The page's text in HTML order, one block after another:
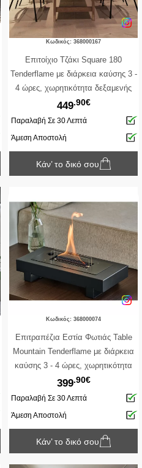
Κωδικός: 368000167
Επιτοίχιο Tζάκι Square 180
Tenderflame με διάρκεια καύσης 3 -
4 ώρες, χωρητικότητα δεξαμενής
1000ml και διαστάσεις
57.5x23x57.5cm - Black
449.90€
Παραλαβή Σε 30 Λεπτά
Άμεση Αποστολή
Κάν’ το δικό σου
Κωδικός: 368000074
Επιτραπέζια Εστία Φωτιάς Table
Mountain Tenderflame με διάρκεια
καύσης 3 - 4 ώρες, χωρητικότητα
δεξαμενής 1000ml και διαστάσεις
50x23x10cm - Black
399.90€
Παραλαβή Σε 30 Λεπτά
Άμεση Αποστολή
Κάν’ το δικό σου